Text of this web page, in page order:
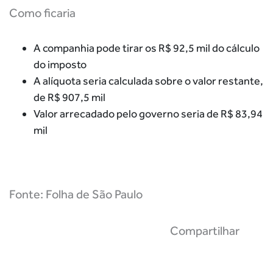
Como ficaria
A companhia pode tirar os R$ 92,5 mil do cálculo
do imposto
A alíquota seria calculada sobre o valor restante,
de R$ 907,5 mil
Valor arrecadado pelo governo seria de R$ 83,94
mil
Fonte: Folha de São Paulo
Compartilhar